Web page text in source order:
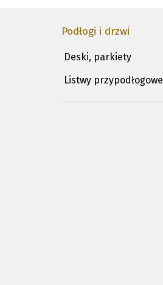
Podłogi i drzwi
Deski, parkiety
Listwy przypodłogowe